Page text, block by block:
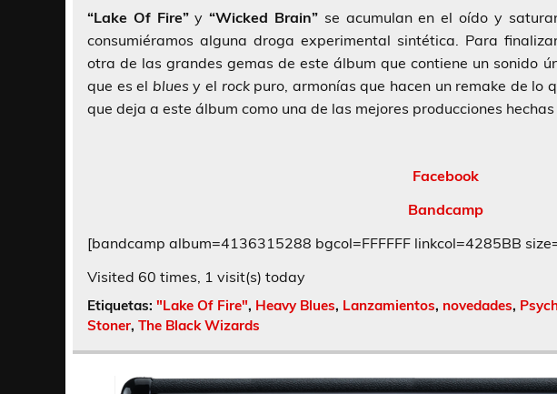
“Lake Of Fire”y“Wicked Brain” se acumulan en el oído y
consumiéramos alguna droga experimental sintética. Para
otra de las grandes gemas de este álbum que contiene un sonido
que es el blues y el rockpuro, armonías que hacen un remake de lo
que deja a este álbum como una de las mejores producciones
Facebook
Bandcamp
[bandcamp album=4136315288 bgcol=FFFFFF linkcol=4285BB
Visited 60 times, 1 visit(s) today
Etiquetas: "Lake Of Fire", Heavy Blues, Lanzamientos, novedades,
Stoner, The Black Wizards